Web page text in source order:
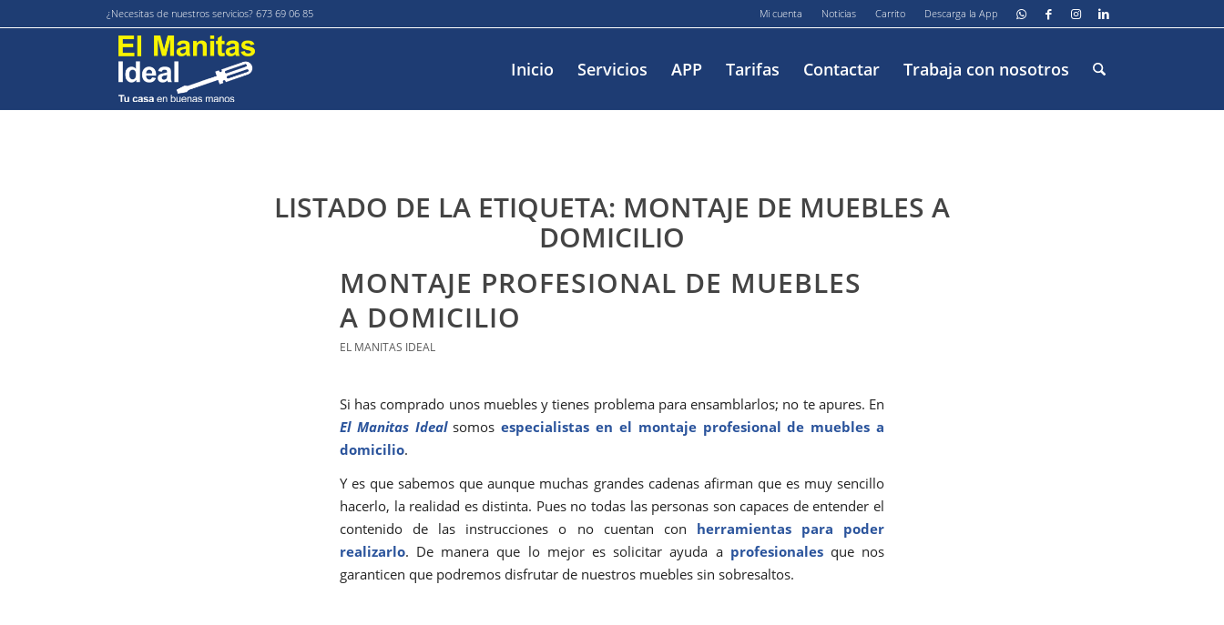
Mi cuenta Noticias Carrito Descarga la App
¿Necesitas de nuestros servicios? 673 69 06 85
Inicio Servicios APP Tarifas Contactar Trabaja con nosotros
LISTADO DE LA ETIQUETA: MONTAJE DE MUEBLES A
DOMICILIO
MONTAJE PROFESIONAL DE MUEBLES
A DOMICILIO
EL MANITAS IDEAL
Si has comprado unos muebles y tienes problema para ensamblarlos; no te apures. En
El Manitas Idealsomosespecialistas en el montaje profesional de muebles a
domicilio.
Y es que sabemos que aunque muchas grandes cadenas afirman que es muy sencillo
hacerlo, la realidad es distinta. Pues no todas las personas son capaces de entender el
contenido de las instrucciones o no cuentan con herramientas para poder
realizarlo. De manera que lo mejor es solicitar ayuda a profesionalesque nos
garanticen que podremos disfrutar de nuestros muebles sin sobresaltos.